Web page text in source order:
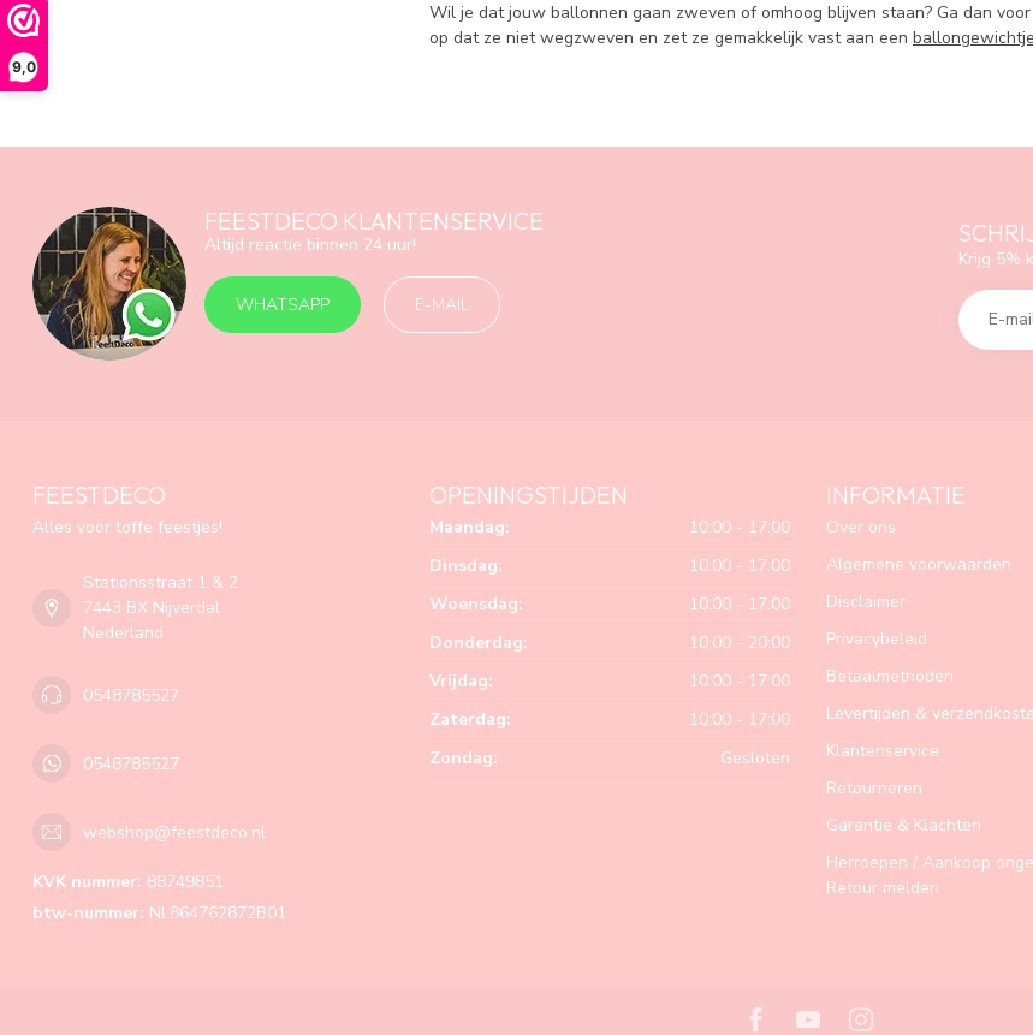
9,0
Wil je dat jouw ballonnen gaan zweven of omhoog blijven staan? Ga dan
op dat ze niet wegzweven en zet ze gemakkelijk vast aan een ballongewichtje
FEESTDECO KLANTENSERVICE
Altijd reactie binnen 24 uur!
WHATSAPP E-MAIL
Krijg 5%
FEESTDECO
Alles voor toffe feestjes!
Stationsstraat 1 & 2
7443 BX Nijverdal
Nederland
0548785527
0548785527
webshop@feestdeco.nl
KVK nummer: 88749851
btw-nummer: NL864762872B01
OPENINGSTIJDEN
Maandag:
10:00 - 17:00
Dinsdag:
10:00 - 17:00
Woensdag:
10:00 - 17:00
Donderdag:
10:00 - 20:00
Vrijdag:
10:00 - 17:00
Zaterdag:
10:00 - 17:00
Zondag:
Gesloten
INFORMATIE
Over ons
Algemene voorwaarden
Disclaimer
Privacybeleid
Betaalmethoden
Levertijden &
Klantenservice
Retourneren
Garantie & Klachten
Herroepen / Aankoop
Retour melden